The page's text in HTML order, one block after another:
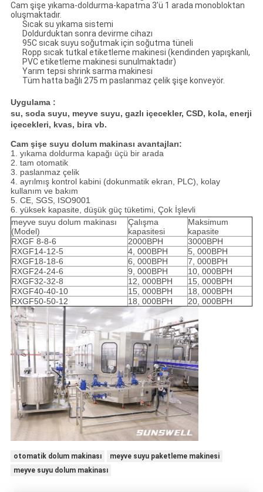
Cam şişe yıkama-doldurma-kapatma 3'ü 1 arada monobloktan
oluşmaktadır.
Sıcak su yıkama sistemi
Doldurduktan sonra devirme cihazı
95C sıcak suyu soğutmak için soğutma tüneli
Ropp sıcak tutkal etiketleme makinesi (kendinden yapışkanlı,
PVC etiketleme makinesi sunulmaktadır)
Yarım tepsi shrink sarma makinesi
Tüm hatta bağlı 275 m paslanmaz çelik şişe konveyör.
Uygulama :
su, soda suyu, meyve suyu, gazlı içecekler, CSD, kola, enerji
içecekleri, kvas, bira vb.
Cam şişe suyu dolum makinası avantajları:
1. yıkama doldurma kapağı üçü bir arada
2. tam otomatik
3. paslanmaz çelik
4. ayrılmış kontrol kabini (dokunmatik ekran, PLC), kolay
kullanım ve bakım
5. CE, SGS, ISO9001
6. yüksek kapasite, düşük güç tüketimi, Çok İşlevli
meyve suyu dolum makinası
(Model)
Çalışma
kapasitesi
Maksimum
kapasite
RXGF 8-8-6
2000BPH
3000BPH
RXGF14-12-5
4, 000BPH
5, 000BPH
RXGF18-18-6
6, 000BPH
7, 000BPH
RXGF24-24-6
9, 000BPH
10, 000BPH
RXGF32-32-8
12, 000BPH
15, 000BPH
RXGF40-40-10
15, 000BPH
18, 000BPH
RXGF50-50-12
18, 000BPH 20, 000BPH
otomatik dolum makinası
meyve suyu paketleme makinesi
meyve suyu dolum makinası